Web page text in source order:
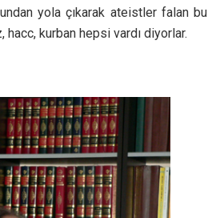
yola çıkarak ateistler falan bu
kurban hepsi vardı diyorlar.